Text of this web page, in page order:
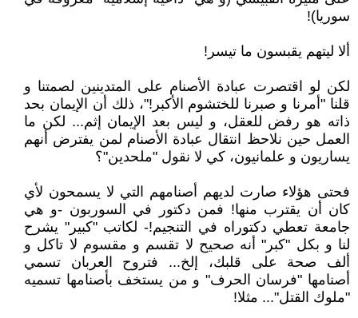
سوريا)!
ألا ليتهم يقبسون ما تيسر!
لكن لو اقتصرت عبادة الأصنام على المتدينين لصمتنا و
قلنا "أمرنا و صبرنا للختشوم الأكبر!"، ذلك أن الإيمان بحد
ذاته هو رفض للعقل، و ليس بعد الإيمان إثم... لكن ما
العمل حين نلاحظ انتقال عبادة الأصنام لمن يفترض أنهم
يساريون و علمانيون، كي لا نقول "ملحدين"؟
فحتى هؤلاء صارت لديهم أصنامهم التي لا يسمحون لأي
كان أن يقترب منها! فمن دكتور في السوربون -و هي
جامعة تعطي دكتوراه في التنجيم!- لكاتب "كبير" يشرح
لنا و بكل "كبر" أنه صحيح لا تقسم و مقسوم لا تاكل و
ألف صحة على قلبك، إلخ... فتروح العربان تسمي
أصنامها "فرسان الحرف" و من يستخف بأصنامها تسميه
"ملوك القتل"... مثلا!